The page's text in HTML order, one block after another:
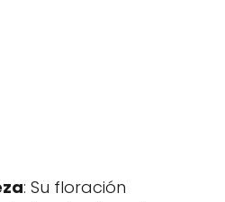
: Su floración